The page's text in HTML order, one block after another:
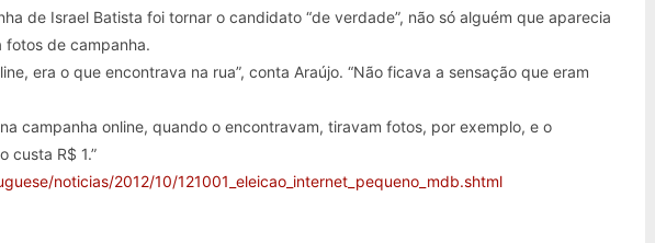
de Israel Batista foi tornar o candidato “de verdade”, não só alguém que aparecia
fotos de campanha.
era o que encontrava na rua”, conta Araújo. “Não ficava a sensação que eram
campanha online, quando o encontravam, tiravam fotos, por exemplo, e o
custa R$ 1.”
noticias/2012/10/121001_eleicao_internet_pequeno_mdb.shtml